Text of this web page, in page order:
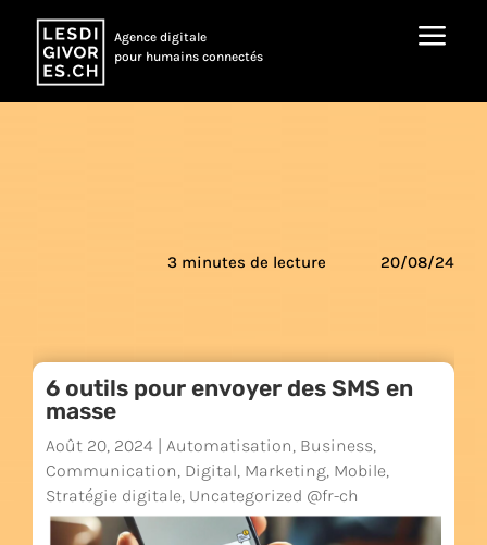
Agence digitale
pour humains connectés
a
20/08/24
3 minutes de lecture
6 outils pour envoyer des SMS en
masse
Août 20, 2024 | Automatisation, Business,
Communication, Digital, Marketing, Mobile,
Stratégie digitale, Uncategorized @fr-ch